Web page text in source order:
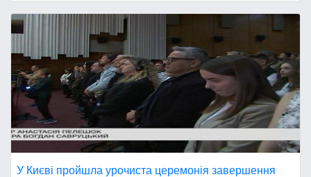
У Києві пройшла урочиста церемонія завершення